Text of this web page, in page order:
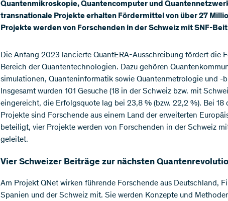
Quantenmikroskopie, Quantencomputer und
transnationale Projekte erhalten Fördermittel von über 27
Projekte werden von Forschenden in der Schweiz mit SNF-
Die Anfang 2023 lancierte QuantERA-Ausschreibung fördert die
Bereich der Quantentechnologien. Dazu gehören
simulationen, Quanteninformatik sowie Quantenmetrologie und -
Insgesamt wurden 101 Gesuche (18 in der Schweiz bzw. mit
eingereicht, die Erfolgsquote lag bei 23,8 % (bzw. 22,2 %). Bei 18
Projekte sind Forschende aus einem Land der erweiterten
beteiligt, vier Projekte werden von Forschenden in der Schweiz
geleitet.
Vier Schweizer Beiträge zur nächsten
Am Projekt QNet wirken führende Forschende aus Deutschland,
Spanien und der Schweiz mit. Sie werden Konzepte und